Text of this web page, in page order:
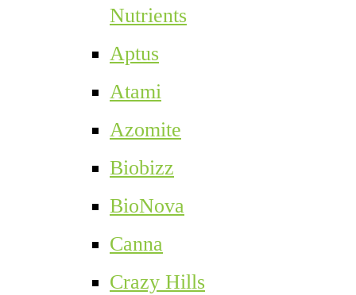
Nutrients
Aptus
Atami
Azomite
Biobizz
BioNova
Canna
Crazy Hills